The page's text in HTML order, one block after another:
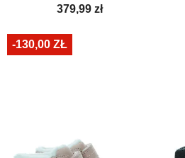
Cena
379,99 zł
-130,00 ZŁ